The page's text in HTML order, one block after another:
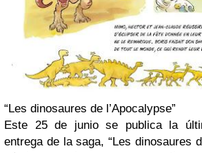
“Les dinosaures de l’Apocalypse”
Este 25 de junio se publica la
entrega de la saga, “Les dinosaures